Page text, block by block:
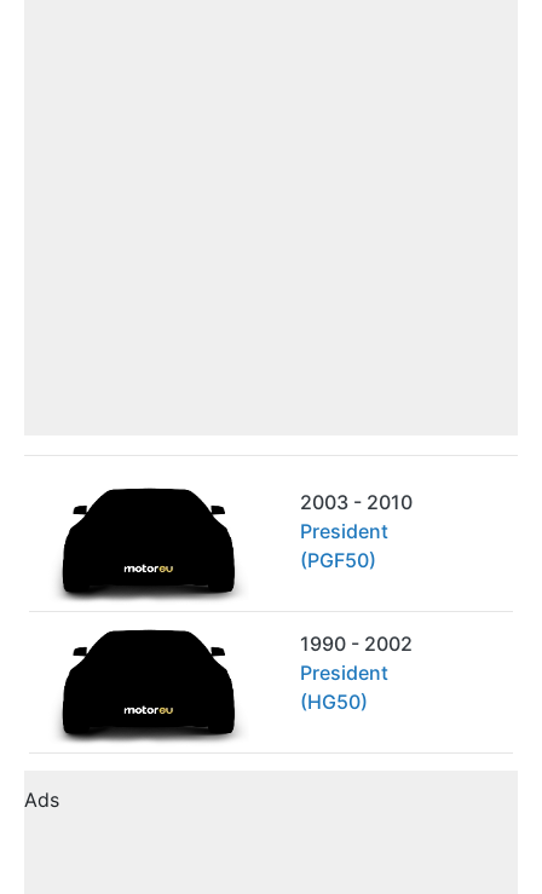
2003 - 2010
President
(PGF50)
1990 - 2002
President
(HG50)
Ads